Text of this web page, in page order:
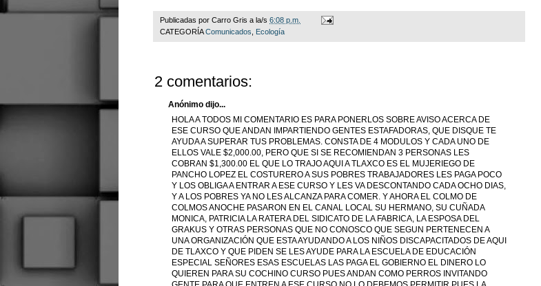
Publicadas por Carro Gris a la/s 6:08 p.m.
CATEGORÍAComunicados Ecología
2 comentarios:
Anónimo dijo...
HOLA A TODOS MI COMENTARIO ES PARA PONERLOS SOBRE AVISO ACERCA DE
ESE CURSO QUE ANDAN IMPARTIENDO GENTES ESTAFADORAS, QUE DISQUE TE
AYUDA A SUPERAR TUS PROBLEMAS. CONSTA DE 4 MODULOS Y CADA UNO DE
ELLOS VALE $2,000.00, PERO QUE SI SE RECOMIENDAN 3 PERSONAS LES
COBRAN $1,300.00 EL QUE LO TRAJO AQUI A TLAXCO ES EL MUJERIEGO DE
PANCHO LOPEZ EL COSTURERO A SUS POBRES TRABAJADORES LES PAGA POCO
Y LOS OBLIGA A ENTRAR A ESE CURSO Y LES VA DESCONTANDO CADA OCHO DIAS,
Y A LOS POBRES YA NO LES ALCANZA PARA COMER. Y AHORA EL COLMO DE
COLMOS ANOCHE PASARON EN EL CANAL LOCAL SU HERMANO, SU CUÑADA
MONICA, PATRICIA LA RATERA DEL SIDICATO DE LA FABRICA, LA ESPOSA DEL
GRAKUS Y OTRAS PERSONAS QUE NO CONOSCO QUE SEGUN PERTENECEN A
UNA ORGANIZACIÓN QUE ESTA AYUDANDO A LOS NIÑOS DISCAPACITADOS DE AQUI
DE TLAXCO Y QUE PIDEN SE LES AYUDE PARA LA ESCUELA DE EDUCACIÓN
ESPECIAL SEÑORES ESAS ESCUELAS LAS PAGA EL GOBIERNO EL DINERO LO
QUIEREN PARA SU COCHINO CURSO PUES ANDAN COMO PERROS INVITANDO